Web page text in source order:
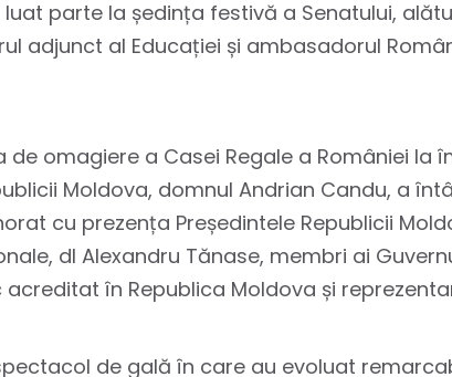
parte la ședința festivă a Senatului,
adjunct al Educației și ambasadorul
omagiere a Casei Regale a României la
Moldova, domnul Andrian Candu, a
cu prezența Președintele Republicii
dl Alexandru Tănase, membri ai
în Republica Moldova și
de gală în care au evoluat